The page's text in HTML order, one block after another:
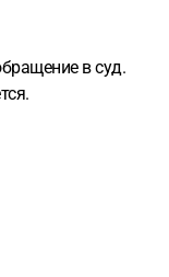
в суд.